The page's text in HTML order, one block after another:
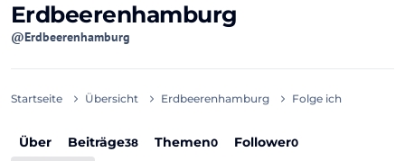
Erdbeerenhamburg
@Erdbeerenhamburg
Startseite Übersicht Erdbeerenhamburg Folge ich
Über Beiträge38 Themen0 Follower0